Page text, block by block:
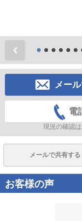
メー
電
現況の確認
メールで共有する
お客様の声